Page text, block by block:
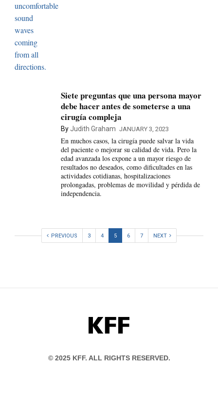
Siete preguntas que una persona mayor
debe hacer antes de someterse a una
cirugía compleja
ByJudith Graham JANUARY 3, 2023
En muchos casos, la cirugía puede salvar la vida
del paciente o mejorar su calidad de vida. Pero la
edad avanzada los expone a un mayor riesgo de
resultados no deseados, como dificultades en las
actividades cotidianas, hospitalizaciones
prolongadas, problemas de movilidad y pérdida de
independencia.
PREVIOUS 3 4 5 6 7 NEXT
KFF
© 2025 KFF. ALL RIGHTS RESERVED.